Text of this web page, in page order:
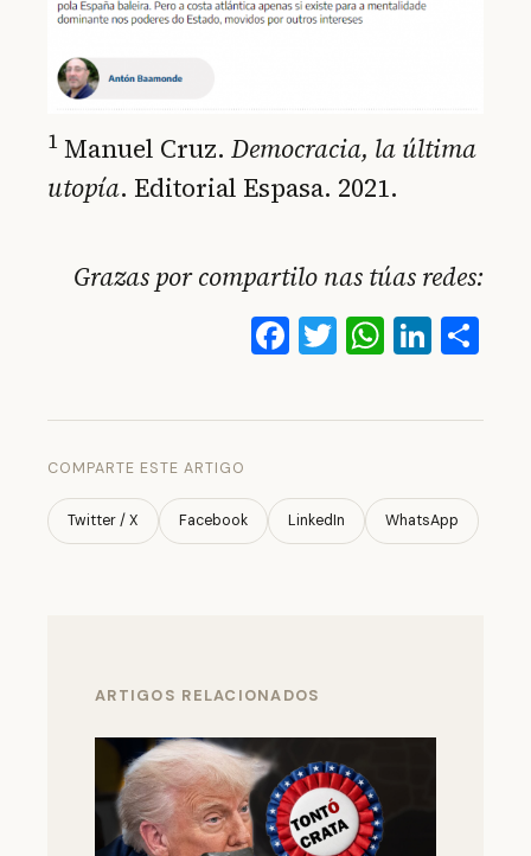
1 Manuel Cruz. Democracia, la última
utopía. Editorial Espasa. 2021.
Grazas por compartilo nas túas redes:
Facebook
Twitter
COMPARTE ESTE ARTIGO
Twitter / X Facebook LinkedIn WhatsApp
ARTIGOS RELACIONADOS